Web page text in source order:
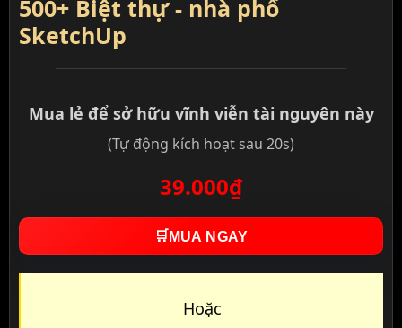
500+ Biệt thự - nhà phố
SketchUp
Mua lẻ để sở hữu vĩnh viễn tài nguyên này
(Tự động kích hoạt sau 20s)
39.000₫
🛒 MUA NGAY
Hoặc